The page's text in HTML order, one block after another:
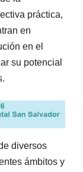
práctica,
en
en el
su potencial
diversos
ámbitos y